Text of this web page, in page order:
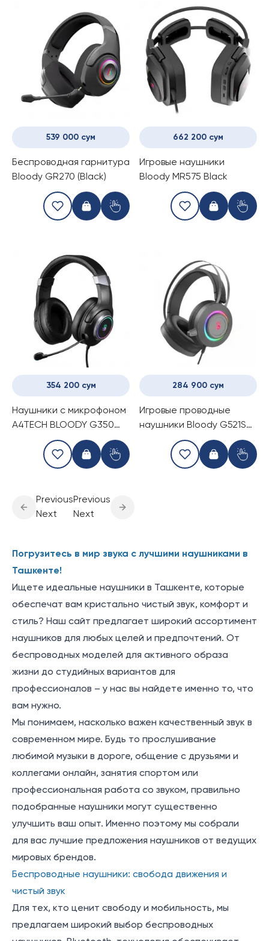
539 000 сум
Беспроводная гарнитура
Bloody GR270 (Black)
662 200 сум
Игровые наушники
Bloody MR575 Black
354 200 сум
Наушники с микрофоном
A4TECH BLOODY G350
284 900 сум
Игровые проводные
наушники Bloody G521S
Previous
Next
Previous
Next
Погрузитесь в мир звука с лучшими наушниками в
Ташкенте!
Ищете идеальные наушники в Ташкенте, которые
обеспечат вам кристально чистый звук, комфорт и
стиль? Наш сайт предлагает широкий ассортимент
наушников для любых целей и предпочтений. От
беспроводных моделей для активного образа
жизни до студийных вариантов для
профессионалов – у нас вы найдете именно то, что
вам нужно.
Мы понимаем, насколько важен качественный звук в
современном мире. Будь то прослушивание
любимой музыки в дороге, общение с друзьями и
коллегами онлайн, занятия спортом или
профессиональная работа со звуком, правильно
подобранные наушники могут существенно
улучшить ваш опыт. Именно поэтому мы собрали
для вас лучшие предложения наушников от ведущих
мировых брендов.
Беспроводные наушники: свобода движения и
чистый звук
Для тех, кто ценит свободу и мобильность, мы
предлагаем широкий выбор беспроводных